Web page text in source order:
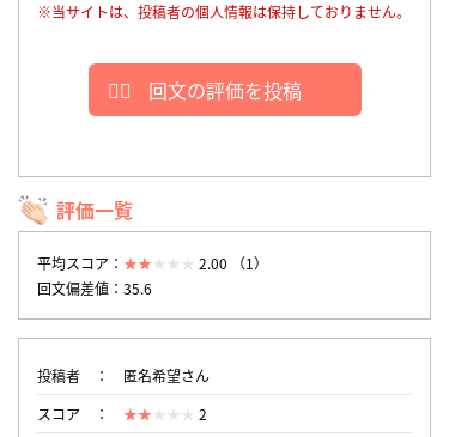
※当サイトは、投稿者の個人情報は保持しておりません。
回文の評価を投稿
評価一覧
平均スコア：
2.00 （1）
回文偏差値：35.6
投稿者
匿名希望さん
スコア
2